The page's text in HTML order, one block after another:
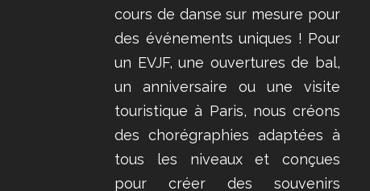
cours de danse sur mesure pour
des événements uniques ! Pour
un EVJF, une ouvertures de bal,
un anniversaire ou une visite
touristique à Paris, nous créons
des chorégraphies adaptées à
tous les niveaux et conçues
pour créer des souvenirs